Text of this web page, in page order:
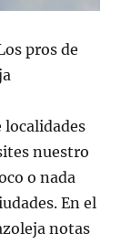
pros de
localidades
nuestro
o nada
En el
notas